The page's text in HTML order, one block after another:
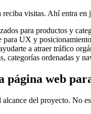
visitas. Ahí entra en
para productos y
para UX y
a atraer tráfico
categorías ordenadas y
página web
alcance del proyecto. No